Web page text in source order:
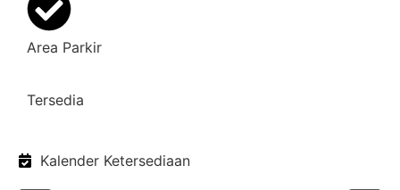
Area Parkir
Tersedia
Kalender Ketersediaan